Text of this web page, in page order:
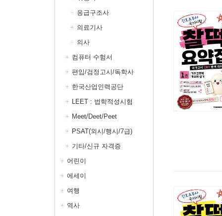
응급구조사
의료기사
의사
컴퓨터 수험서
편입/검정고시/독학사
한국산업인력공단
LEET : 법학적성시험
Meet/Deet/Peet
PSAT(외시/행시/7급)
기타/신규 자격증
어린이
에세이
여행
역사